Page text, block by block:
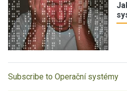
Subscribe to Operační systémy